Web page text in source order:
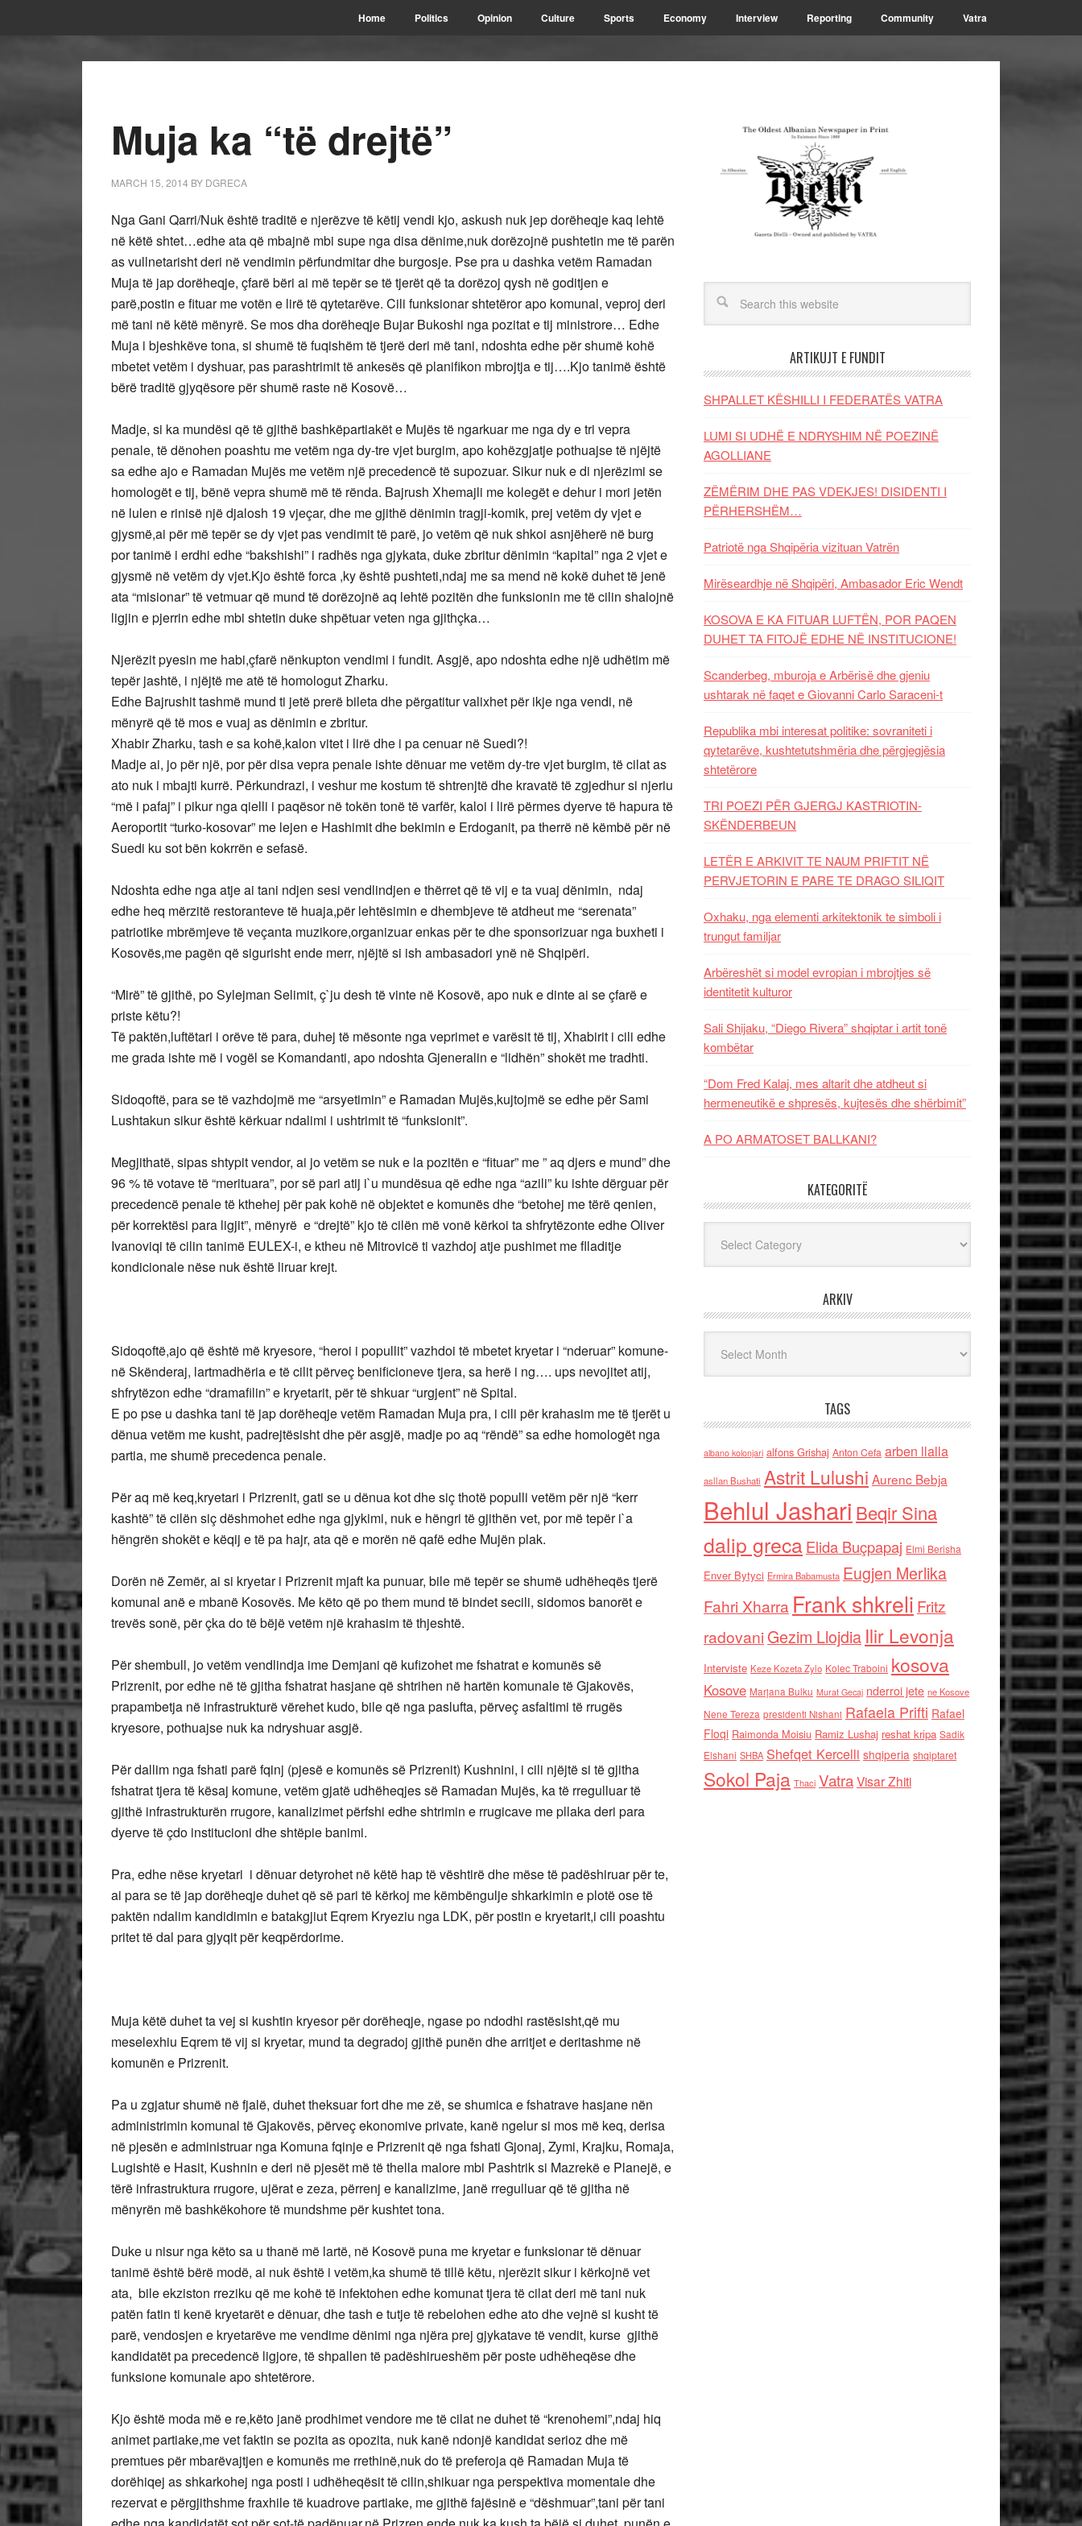
Home Politics Opinion Culture Sports Economy Interview Reporting Community Vatra
Muja ka “të drejtë”
MARCH 15, 2014 BY DGRECA
Nga Gani Qarri/Nuk është traditë e njerëzve të këtij vendi kjo, askush nuk jep dorëheqje kaq lehtë
në këtë shtet…edhe ata që mbajnë mbi supe nga disa dënime,nuk dorëzojnë pushtetin me të parën
as vullnetarisht deri në vendimin përfundmitar dhe burgosje. Pse pra u dashka vetëm Ramadan
Muja të jap dorëheqje, çfarë bëri ai më tepër se të tjerët që ta dorëzoj qysh në goditjen e
parë,postin e fituar me votën e lirë të qytetarëve. Cili funksionar shtetëror apo komunal, veproj deri
më tani në këtë mënyrë. Se mos dha dorëheqje Bujar Bukoshi nga pozitat e tij ministrore… Edhe
Muja i bjeshkëve tona, si shumë të fuqishëm të tjerë deri më tani, ndoshta edhe për shumë kohë
mbetet vetëm i dyshuar, pas parashtrimit të ankesës që planifikon mbrojtja e tij….Kjo tanimë është
bërë traditë gjyqësore për shumë raste në Kosovë…
Madje, si ka mundësi që të gjithë bashkëpartiakët e Mujës të ngarkuar me nga dy e tri vepra
penale, të dënohen poashtu me vetëm nga dy-tre vjet burgim, apo kohëzgjatje pothuajse të njëjtë
sa edhe ajo e Ramadan Mujës me vetëm një precedencë të supozuar. Sikur nuk e di njerëzimi se
homologët e tij, bënë vepra shumë më të rënda. Bajrush Xhemajli me kolegët e dehur i mori jetën
në lulen e rinisë një djalosh 19 vjeçar, dhe me gjithë dënimin tragji-komik, prej vetëm dy vjet e
gjysmë,ai për më tepër se dy vjet pas vendimit të parë, jo vetëm që nuk shkoi asnjëherë në burg
por tanimë i erdhi edhe “bakshishi” i radhës nga gjykata, duke zbritur dënimin “kapital” nga 2 vjet e
gjysmë në vetëm dy vjet.Kjo është forca ,ky është pushteti,ndaj me sa mend në kokë duhet të jenë
ata “misionar” të vetmuar që mund të dorëzojnë aq lehtë pozitën dhe funksionin me të cilin shalojnë
ligjin e pjerrin edhe mbi shtetin duke shpëtuar veten nga gjithçka…
Njerëzit pyesin me habi,çfarë nënkupton vendimi i fundit. Asgjë, apo ndoshta edhe një udhëtim më
tepër jashtë, i njëjtë me atë të homologut Zharku.
Edhe Bajrushit tashmë mund ti jetë prerë bileta dhe përgatitur valixhet për ikje nga vendi, në
mënyrë që të mos e vuaj as dënimin e zbritur.
Xhabir Zharku, tash e sa kohë,kalon vitet i lirë dhe i pa cenuar në Suedi?!
Madje ai, jo për një, por për disa vepra penale ishte dënuar me vetëm dy-tre vjet burgim, të cilat as
ato nuk i mbajti kurrë. Përkundrazi, i veshur me kostum të shtrenjtë dhe kravatë të zgjedhur si njeriu
“më i pafaj” i pikur nga qielli i paqësor në tokën tonë të varfër, kaloi i lirë përmes dyerve të hapura të
Aeroportit “turko-kosovar” me lejen e Hashimit dhe bekimin e Erdoganit, pa therrë në këmbë për në
Suedi ku sot bën kokrrën e sefasë.
Ndoshta edhe nga atje ai tani ndjen sesi vendlindjen e thërret që të vij e ta vuaj dënimin, ndaj
edhe heq mërzitë restoranteve të huaja,për lehtësimin e dhembjeve të atdheut me “serenata”
patriotike mbrëmjeve të veçanta muzikore,organizuar enkas për te dhe sponsorizuar nga buxheti i
Kosovës,me pagën që sigurisht ende merr, njëjtë si ish ambasadori ynë në Shqipëri.
“Mirë” të gjithë, po Sylejman Selimit, ç`ju desh të vinte në Kosovë, apo nuk e dinte ai se çfarë e
priste këtu?!
Të paktën,luftëtari i orëve të para, duhej të mësonte nga veprimet e varësit të tij, Xhabirit i cili edhe
me grada ishte më i vogël se Komandanti, apo ndoshta Gjeneralin e “lidhën” shokët me tradhti.
Sidoqoftë, para se të vazhdojmë me “arsyetimin” e Ramadan Mujës,kujtojmë se edhe për Sami
Lushtakun sikur është kërkuar ndalimi i ushtrimit të “funksionit”.
Megjithatë, sipas shtypit vendor, ai jo vetëm se nuk e la pozitën e “fituar” me ” aq djers e mund” dhe
96 % të votave të “merituara”, por së pari atij i`u mundësua që edhe nga “azili” ku ishte dërguar për
precedencë penale të kthehej për pak kohë në objektet e komunës dhe “betohej me tërë qenien,
për korrektësi para ligjit”, mënyrë e “drejtë” kjo të cilën më vonë kërkoi ta shfrytëzonte edhe Oliver
Ivanoviqi të cilin tanimë EULEX-i, e ktheu në Mitrovicë ti vazhdoj atje pushimet me flladitje
kondicionale nëse nuk është liruar krejt.
Sidoqoftë,ajo që është më kryesore, “heroi i popullit” vazhdoi të mbetet kryetar i “nderuar” komune-
në Skënderaj, lartmadhëria e të cilit përveç benificioneve tjera, sa herë i ng…. ups nevojitet atij,
shfrytëzon edhe “dramafilin” e kryetarit, për të shkuar “urgjent” në Spital.
E po pse u dashka tani të jap dorëheqje vetëm Ramadan Muja pra, i cili për krahasim me të tjerët u
dënua vetëm me kusht, padrejtësisht dhe për asgjë, madje po aq “rëndë” sa edhe homologët nga
partia, me shumë precedenca penale.
Për aq më keq,kryetari i Prizrenit, gati se u dënua kot dhe siç thotë populli vetëm për një “kerr
kashtë” të cilën siç dëshmohet edhe nga gjykimi, nuk e hëngri të gjithën vet, por më tepër i`a
hëngrën shokët e këqij e të pa hajr, ata që e morën në qafë edhe Mujën plak.
Dorën në Zemër, ai si kryetar i Prizrenit mjaft ka punuar, bile më tepër se shumë udhëheqës tjerë
komunal anë e mbanë Kosovës. Me këto që po them mund të bindet secili, sidomos banorët e
trevës sonë, për çka do të bëjë vetëm një krahasim të thjeshtë.
Për shembull, jo vetëm vendlindja ime Demjani që kufizohet me fshatrat e komunës së
Prizrenit, por edhe në të gjitha fshatrat hasjane që shtrihen në hartën komunale të Gjakovës,
prapambetja në infrastrukturë vërehet kudo, bile që nga paslufta, përveç asfaltimi të rrugës
kryesore, pothuajse nuk ka ndryshuar asgjë.
Për dallim nga fshati parë fqinj (pjesë e komunës së Prizrenit) Kushnini, i cili njëjtë si të gjitha
fshatrat tjera të kësaj komune, vetëm gjatë udhëheqjes së Ramadan Mujës, ka të rregulluar të
gjithë infrastrukturën rrugore, kanalizimet përfshi edhe shtrimin e rrugicave me pllaka deri para
dyerve të çdo institucioni dhe shtëpie banimi.
Pra, edhe nëse kryetari i dënuar detyrohet në këtë hap të vështirë dhe mëse të padëshiruar për te,
ai para se të jap dorëheqje duhet që së pari të kërkoj me këmbëngulje shkarkimin e plotë ose të
paktën ndalim kandidimin e batakgjiut Eqrem Kryeziu nga LDK, për postin e kryetarit,i cili poashtu
pritet të dal para gjyqit për keqpërdorime.
Muja këtë duhet ta vej si kushtin kryesor për dorëheqje, ngase po ndodhi rastësisht,që mu
meselexhiu Eqrem të vij si kryetar, mund ta degradoj gjithë punën dhe arritjet e deritashme në
komunën e Prizrenit.
Pa u zgjatur shumë në fjalë, duhet theksuar fort dhe me zë, se shumica e fshatrave hasjane nën
administrimin komunal të Gjakovës, përveç ekonomive private, kanë ngelur si mos më keq, derisa
në pjesën e administruar nga Komuna fqinje e Prizrenit që nga fshati Gjonaj, Zymi, Krajku, Romaja,
Lugishtë e Hasit, Kushnin e deri në pjesët më të thella malore mbi Pashtrik si Mazrekë e Planejë, e
tërë infrastruktura rrugore, ujërat e zeza, përrenj e kanalizime, janë rregulluar që të gjitha në
mënyrën më bashkëkohore të mundshme për kushtet tona.
Duke u nisur nga këto sa u thanë më lartë, në Kosovë puna me kryetar e funksionar të dënuar
tanimë është bërë modë, ai nuk është i vetëm,ka shumë të tillë këtu, njerëzit sikur i kërkojnë vet
ata, bile ekziston rreziku që me kohë të infektohen edhe komunat tjera të cilat deri më tani nuk
patën fatin ti kenë kryetarët e dënuar, dhe tash e tutje të rebelohen edhe ato dhe vejnë si kusht të
parë, vendosjen e kryetarëve me vendime dënimi nga njëra prej gjykatave të vendit, kurse gjithë
kandidatët pa precedencë ligjore, të shpallen të padëshirueshëm për poste udhëheqëse dhe
funksione komunale apo shtetërore.
Kjo është moda më e re,këto janë prodhimet vendore me të cilat ne duhet të “krenohemi”,ndaj hiq
animet partiake,me vet faktin se pozita as opozita, nuk kanë ndonjë kandidat serioz dhe më
premtues për mbarëvajtjen e komunës me rrethinë,nuk do të preferoja që Ramadan Muja të
dorëhiqej as shkarkohej nga posti i udhëheqësit të cilin,shikuar nga perspektiva momentale dhe
rezervat e përgjithshme fraxhile të kuadrove partiake, me gjithë fajësinë e “dëshmuar”,tani për tani
ARTIKUJT E FUNDIT
SHPALLET KËSHILLI I FEDERATËS VATRA
LUMI SI UDHË E NDRYSHIM NË POEZINË
AGOLLIANE
ZËMËRIM DHE PAS VDEKJES! DISIDENTI I
PËRHERSHËM…
Patriotë nga Shqipëria vizituan Vatrën
Mirëseardhje në Shqipëri, Ambasador Eric Wendt
KOSOVA E KA FITUAR LUFTËN, POR PAQEN
DUHET TA FITOJË EDHE NË INSTITUCIONE!
Scanderbeg, mburoja e Arbërisë dhe gjeniu
ushtarak në faqet e Giovanni Carlo Saraceni-t
Republika mbi interesat politike: sovraniteti i
qytetarëve, kushtetutshmëria dhe përgjegjësia
shtetërore
TRI POEZI PËR GJERGJ KASTRIOTIN-
SKËNDERBEUN
LETËR E ARKIVIT TE NAUM PRIFTIT NË
PERVJETORIN E PARE TE DRAGO SILIQIT
Oxhaku, nga elementi arkitektonik te simboli i
trungut familjar
Arbëreshët si model evropian i mbrojtjes së
identitetit kulturor
Sali Shijaku, “Diego Rivera” shqiptar i artit tonë
kombëtar
“Dom Fred Kalaj, mes altarit dhe atdheut si
hermeneutikë e shpresës, kujtesës dhe shërbimit”
A PO ARMATOSET BALLKANI?
KATEGORITË
ARKIV
TAGS
albano kolonjari alfons Grishaj Anton Cefa arben llalla
asllan Bushati Astrit Lulushi Aurenc Bebja
Behlul Jashari Beqir Sina
dalip grecaElida Buçpapaj Elmi Berisha
Enver Bytyci Ermira Babamusta Eugjen Merlika
Fahri Xharra Frank shkreli Fritz
radovaniGezim Llojdia Ilir Levonja
Interviste Keze Kozeta Zylo Kolec Traboini kosova
Kosove Marjana Bulku Murat Gecaj nderroi jete ne Kosove
Nene Tereza presidenti Nishani Rafaela Prifti Rafael
Floqi Raimonda Moisiu Ramiz Lushaj reshat kripa Sadik
Elshani SHBA Shefqet Kercelli shqiperia shqiptaret
Sokol Paja Thaci VatraVisar Zhiti